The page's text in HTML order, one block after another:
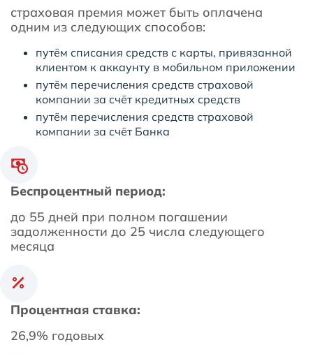
страховая премия может быть оплачена
одним из следующих способов:
путём списания средств с карты, привязанной
клиентом к аккаунту в мобильном приложении
путём перечисления средств страховой
компании за счёт кредитных средств
путём перечисления средств страховой
компании за счёт Банка
Беспроцентный период:
до 55 дней при полном погашении
задолженности до 25 числа следующего
месяца
Процентная ставка:
26,9% годовых